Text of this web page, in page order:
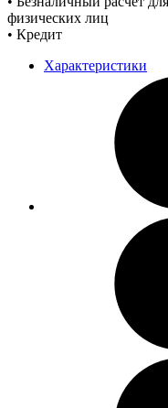
физических лиц
• Кредит
Характеристики